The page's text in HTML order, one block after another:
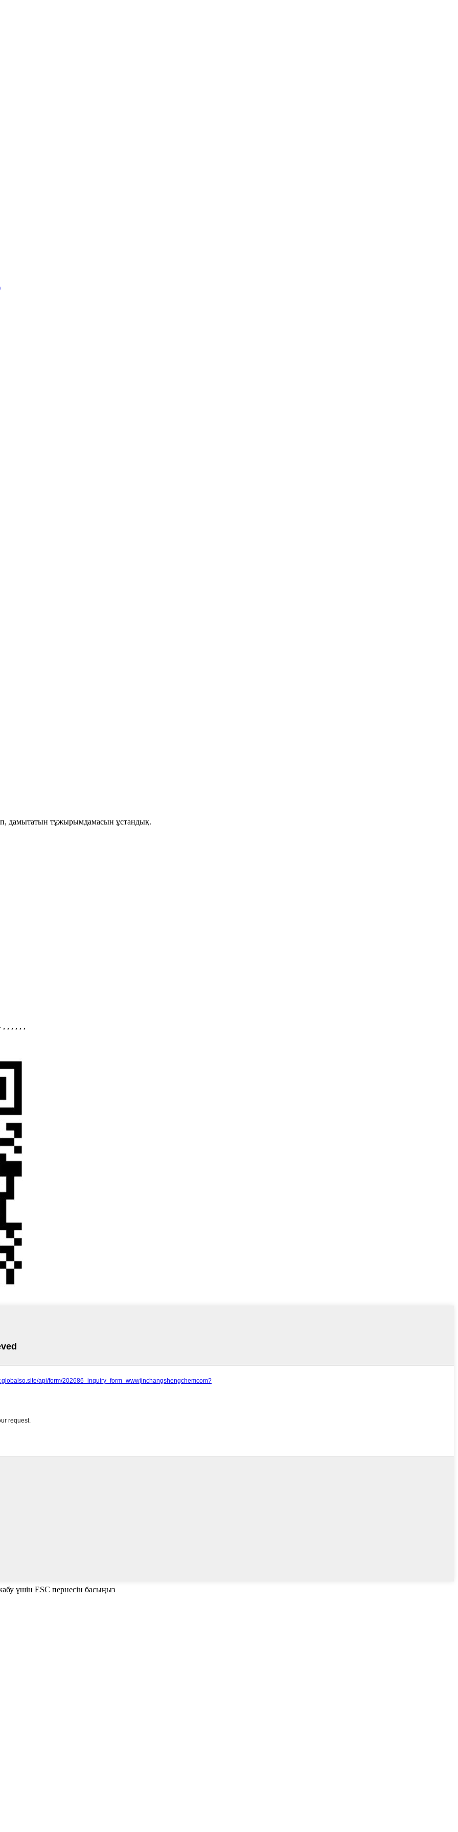
дамытатын тұжырымдамасын ұстандық.
, , , , ,
үшін ESC пернесін басыңыз